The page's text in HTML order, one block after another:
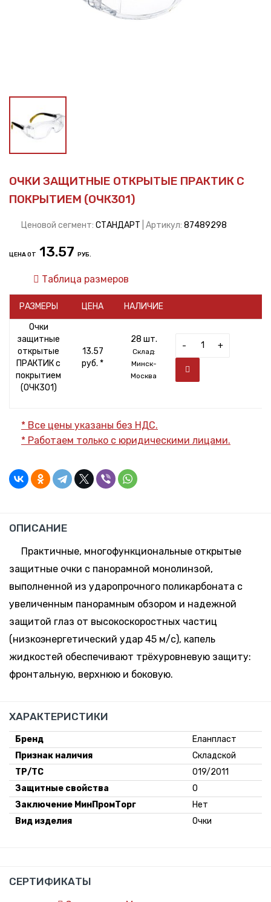
ОЧКИ ЗАЩИТНЫЕ ОТКРЫТЫЕ ПРАКТИК С
ПОКРЫТИЕМ (ОЧК301)
Ценовой сегмент: СТАНДАРТ | Артикул: 87489298
ЦЕНА ОТ 13.57 РУБ.
Таблица размеров
РАЗМЕРЫ ЦЕНА
НАЛИЧИЕ
Очки
защитные
открытые
ПРАКТИК с
покрытием
(ОЧК301)
13.57
руб. *
28 шт.
Склад:
Минск-
Москва
- +
* Все цены указаны без НДС.
* Работаем только с юридическими лицами.
ОПИСАНИЕ
Практичные, многофункциональные открытые
защитные очки с панорамной монолинзой,
выполненной из ударопрочного поликарбоната с
увеличенным панорамным обзором и надежной
защитой глаз от высокоскоростных частиц
(низкоэнергетический удар 45 м/с), капель
жидкостей обеспечивают трёхуровневую защиту:
фронтальную, верхнюю и боковую.
ХАРАКТЕРИСТИКИ
Бренд
Еланпласт
Признак наличия
Складской
ТР/ТС
019/2011
Защитные свойства
О
Заключение МинПромТорг
Нет
Вид изделия
Очки
СЕРТИФИКАТЫ